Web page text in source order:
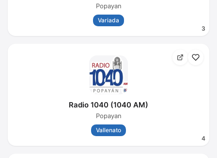
3
Popayan
Variada
4
Radio 1040 (1040 AM)
Popayan
Vallenato